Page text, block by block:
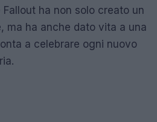
ha non solo creato un
ma ha anche dato vita a una
a celebrare ogni nuovo